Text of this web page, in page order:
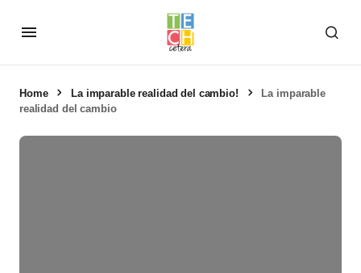
Home La imparable realidad del cambio!
La imparable
realidad del cambio